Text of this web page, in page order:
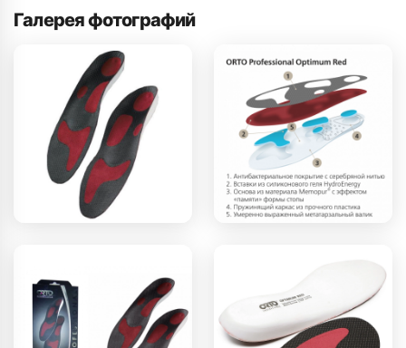
Галерея фотографий